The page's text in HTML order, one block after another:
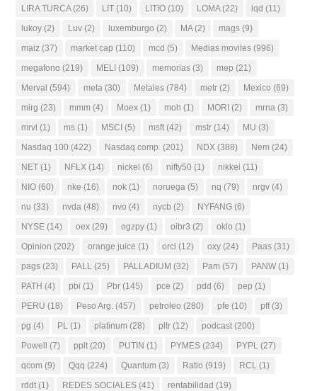
LIRA TURCA(26) LIT (10) LITIO (10) LOMA(22) lqd (11)
lukoy (2) Luv (2) luxemburgo (2) MA(2) mags (9)
maiz (37) market cap (110) mcd (5) Medias moviles (996)
megafono (219) MELI (109) memorias (3) mep (21)
Merval (594) meta (30) Metales (784) metr (2) Mexico (69)
mirg (23) mmm (4) Moex (1) moh (1) MORI (2) mrna (3)
mrvl (1) ms (1) MSCI (5) msft (42) mstr (14) MU (3)
Nasdaq 100 (422) Nasdaq comp. (201) NDX (388) Nem (24)
NET (1) NFLX (14) nickel (6) nifty50 (1) nikkei (11)
NIO (60) nke (16) nok (1) noruega (5) nq (79) nrgv (4)
nu (33) nvda (48) nvo (4) nycb (2) NYFANG (6)
NYSE (14) oex (29) ogzpy (1) oibr3 (2) oklo (1)
Opinion (202) orange juice (1) orcl (12) oxy (24) Paas (31)
pags (23) PALL (25) PALLADIUM (32) Pam (57) PANW (1)
PATH (4) pbi (1) Pbr (145) pce (2) pdd (6) pep (1)
PERU (18) Peso Arg. (457) petroleo (280) pfe (10) pff(3)
pg (4) PL (1) platinum (28) pltr (12) podcast (200)
Powell (7) pplt (20) PUTIN (1) PYMES (234) PYPL (27)
qcom (9) Qqq (224) Quantum (3) Ratio (919) RCL (1)
rddt (1) REDES SOCIALES (41) rentabilidad (19)